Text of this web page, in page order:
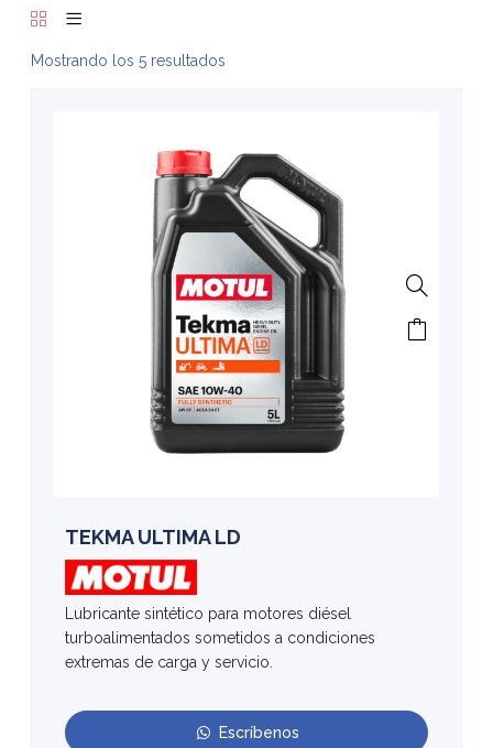
Mostrando los 5 resultados
TEKMA ULTIMA LD
Lubricante sintético para motores diésel
turboalimentados sometidos a condiciones
extremas de carga y servicio.
Escríbenos